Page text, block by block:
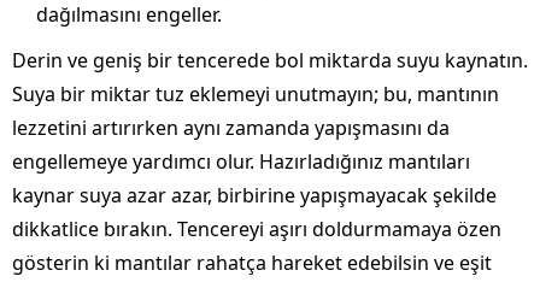
dağılmasını engeller.
Derin ve geniş bir tencerede bol miktarda suyu kaynatın.
Suya bir miktar tuz eklemeyi unutmayın; bu, mantının
lezzetini artırırken aynı zamanda yapışmasını da
engellemeye yardımcı olur. Hazırladığınız mantıları
kaynar suya azar azar, birbirine yapışmayacak şekilde
dikkatlice bırakın. Tencereyi aşırı doldurmamaya özen
gösterin ki mantılar rahatça hareket edebilsin ve eşit